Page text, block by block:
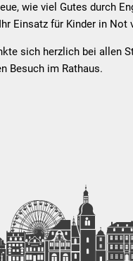
wie viel Gutes durch
Einsatz für Kinder in Not
sich herzlich bei allen
Besuch im Rathaus.